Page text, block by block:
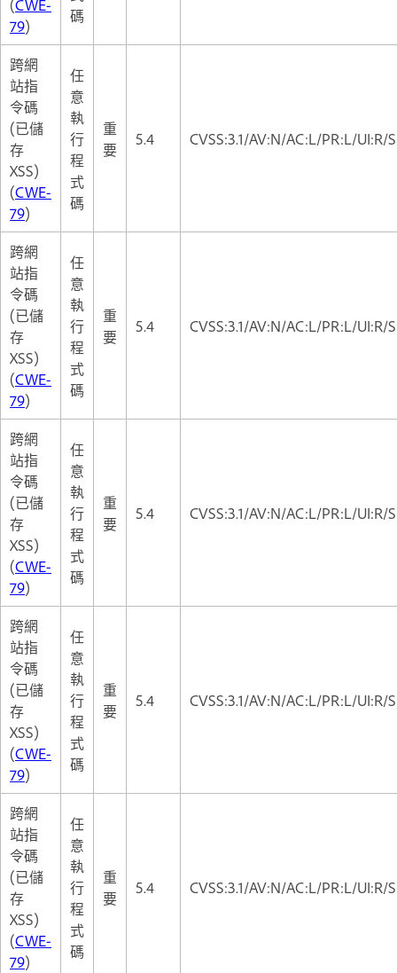
(CWE-
79)
碼
跨網
站指
令碼
(已儲
存
XSS)
(CWE-
79)
任
意
執
行
程
式
碼
重
要
5.4 CVSS:3.1/AV:N/AC:L/PR:L/UI:R/
跨網
站指
令碼
(已儲
存
XSS)
(CWE-
79)
任
意
執
行
程
式
碼
重
要
5.4 CVSS:3.1/AV:N/AC:L/PR:L/UI:R/
跨網
站指
令碼
(已儲
存
XSS)
(CWE-
79)
任
意
執
行
程
式
碼
重
要
5.4 CVSS:3.1/AV:N/AC:L/PR:L/UI:R/
跨網
站指
令碼
(已儲
存
XSS)
(CWE-
79)
任
意
執
行
程
式
碼
重
要
5.4 CVSS:3.1/AV:N/AC:L/PR:L/UI:R/
跨網
站指
令碼
(已儲
存
XSS)
(CWE-
79)
任
意
執
行
程
式
碼
重
要
5.4 CVSS:3.1/AV:N/AC:L/PR:L/UI:R/